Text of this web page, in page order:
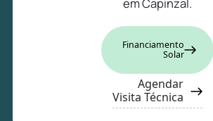
em Capinzal.
Financiamento
Solar
Agendar
Visita Técnica